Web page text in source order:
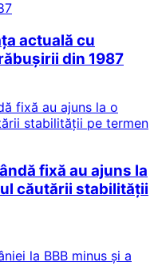
actuală cu
din 1987
fixă au ajuns la
căutării stabilității